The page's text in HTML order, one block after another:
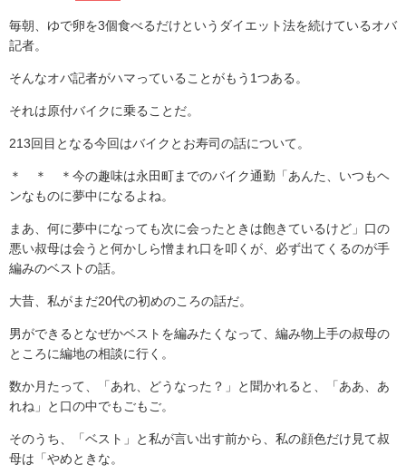
毎朝、ゆで卵を3個食べるだけというダイエット法を続けているオバ
記者。
そんなオバ記者がハマっていることがもう1つある。
それは原付バイクに乗ることだ。
213回目となる今回はバイクとお寿司の話について。
＊ ＊ ＊今の趣味は永田町までのバイク通勤「あんた、いつもヘ
ンなものに夢中になるよね。
まあ、何に夢中になっても次に会ったときは飽きているけど」口の
悪い叔母は会うと何かしら憎まれ口を叩くが、必ず出てくるのが手
編みのベストの話。
大昔、私がまだ20代の初めのころの話だ。
男ができるとなぜかベストを編みたくなって、編み物上手の叔母の
ところに編地の相談に行く。
数か月たって、「あれ、どうなった？」と聞かれると、「ああ、あ
れね」と口の中でもごもご。
そのうち、「ベスト」と私が言い出す前から、私の顔色だけ見て叔
母は「やめときな。